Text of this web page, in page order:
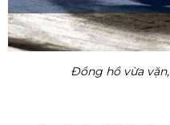
Đồng hồ vừa